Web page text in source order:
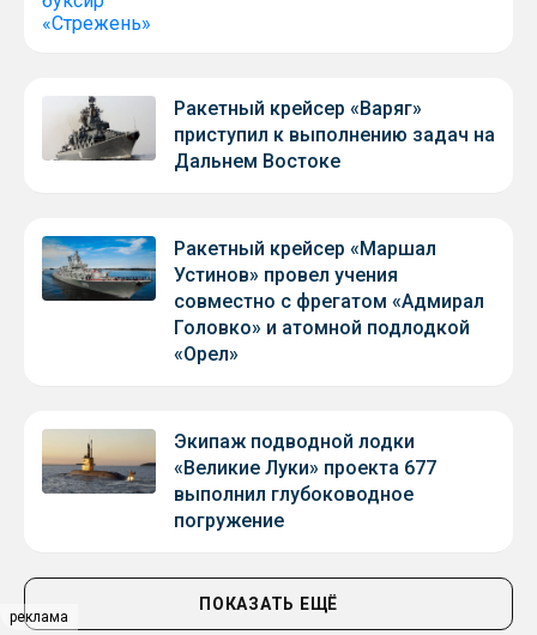
реклама
Ракетный крейсер «Варяг»
приступил к выполнению задач на
Дальнем Востоке
Ракетный крейсер «Маршал
Устинов» провел учения
совместно с фрегатом «Адмирал
Головко» и атомной подлодкой
«Орел»
Экипаж подводной лодки
«Великие Луки» проекта 677
выполнил глубоководное
погружение
ПОКАЗАТЬ ЕЩЁ